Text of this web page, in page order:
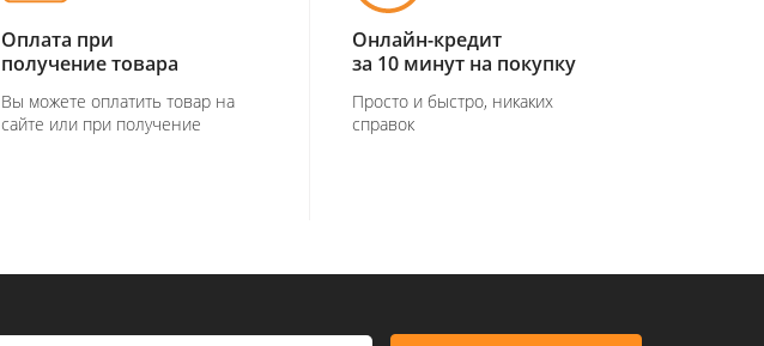
Оплата при
получение товара
Вы можете оплатить товар на
сайте или при получение
Онлайн-кредит
за 10 минут на покупку
Просто и быстро, никаких
справок